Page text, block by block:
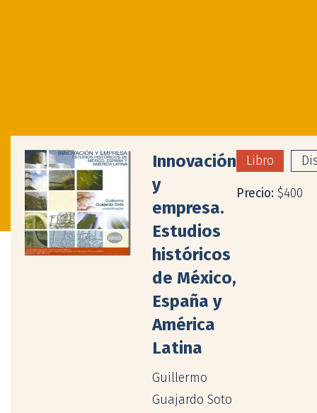
Innovación
y
empresa.
Estudios
históricos
de México,
España y
América
Latina
Guillermo
Guajardo Soto
Libro
Precio: $400